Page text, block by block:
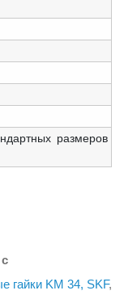
размеров
гайки KM 34, SKF,